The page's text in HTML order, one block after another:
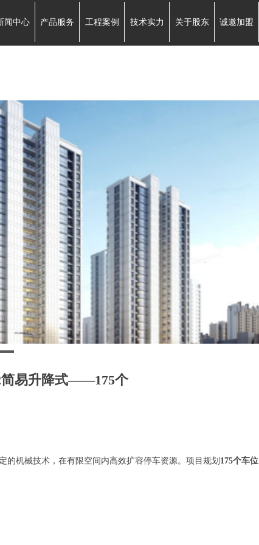
闻中心 产品服务 工程案例 技术实力 关于股东 诚邀加盟
易升降式——175个
的机械技术，在有限空间内高效扩容停车资源。项目规划 175个车位